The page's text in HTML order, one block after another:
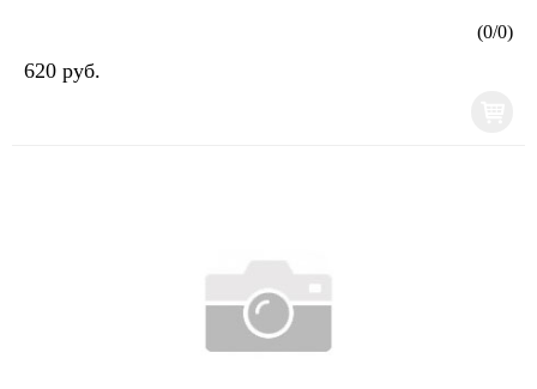
(0/0)
620 руб.